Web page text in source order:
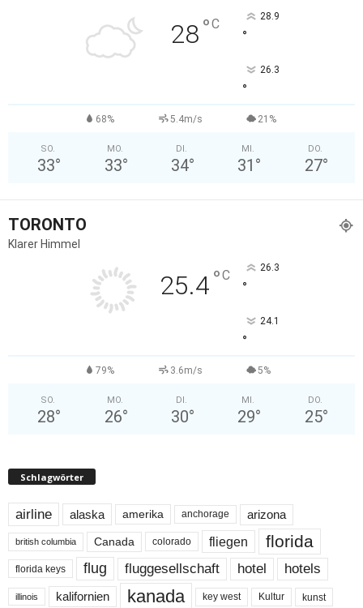
28°C 28.9
°
26.3
°
68% 5.4m/s 21%
SO.
33°
MO.
33°
DI.
34°
MI.
31 °
DO.
27°
TORONTO
Klarer Himmel
25.4°C 26.3
°
24.1
°
79% 3.6m/s 5%
SO.
28°
MO.
26°
DI.
30°
MI.
29°
DO.
25°
Schlagwörter
airline alaska amerika anchorage arizona
british columbia Canada colorado fliegen florida
florida keys flug fluggesellschaft hotel hotels
illinois kalifornien kanada key west Kultur kunst